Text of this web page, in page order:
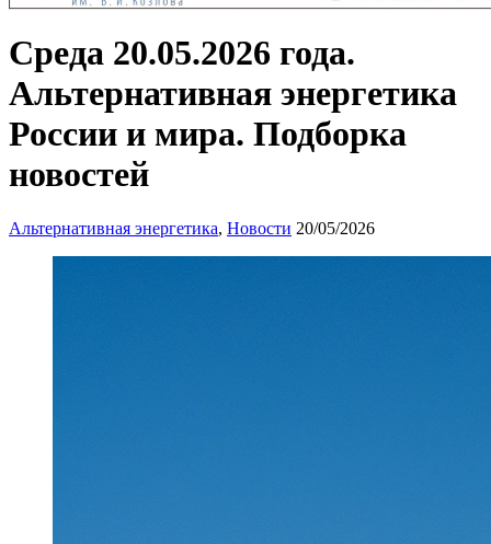
Среда 20.05.2026 года.
Альтернативная энергетика
России и мира. Подборка
новостей
Альтернативная энергетика, Новости 20/05/2026